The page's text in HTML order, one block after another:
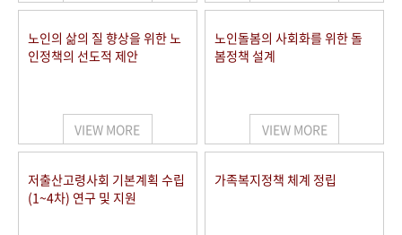
노인의 삶의 질 향상을 위한 노
인정책의 선도적 제안
VIEW MORE
노인돌봄의 사회화를 위한 돌
봄정책 설계
VIEW MORE
저출산고령사회 기본계획 수립
(1~4차) 연구 및 지원
가족복지정책 체계 정립